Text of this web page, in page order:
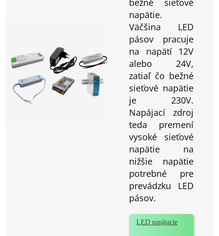
bežné sieťové
napätie.
Väčšina LED
pásov pracuje
na napätí 12V
alebo 24V,
zatiaľ čo bežné
sieťové napätie
je 230V.
Napájací zdroj
teda premení
vysoké sieťové
napätie na
nižšie napätie
potrebné pre
prevádzku LED
pásov.
LED napájacie